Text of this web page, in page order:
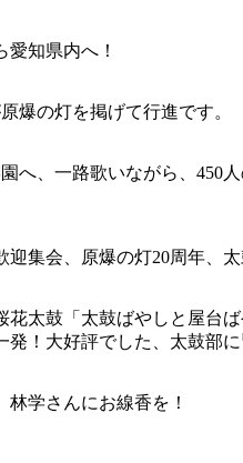
知県内へ！
爆の灯を掲げて行進です。
、一路歌いながら、450
集会、原爆の灯20周年、
太鼓「太鼓ばやしと屋台
！大好評でした、太鼓部
学さんにお線香を！